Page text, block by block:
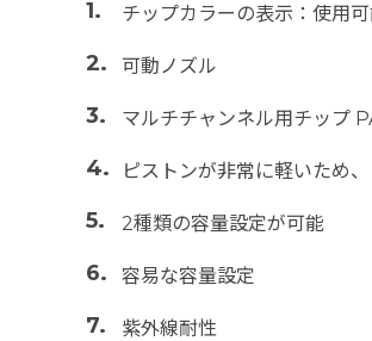
チップカラーの表示：使用
可動ノズル
マルチチャンネル用チップ
ピストンが非常に軽いため
2種類の容量設定が可能
容易な容量設定
紫外線耐性